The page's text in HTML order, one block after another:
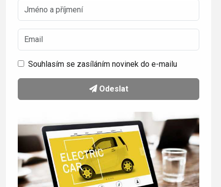
Souhlasím se zasíláním novinek do e-mailu
Odeslat